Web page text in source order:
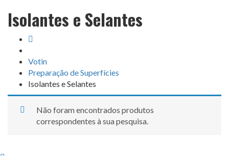
Isolantes e Selantes
Votin
Preparação de Superfícies
Isolantes e Selantes
Não foram encontrados produtos
correspondentes à sua pesquisa.